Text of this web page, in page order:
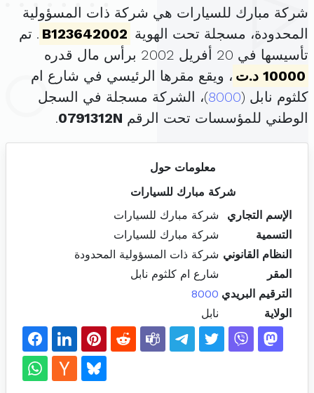
شركة مبارك للسيارات هي شركة ذات المسؤولية
المحدودة، مسجلة تحت الهوية B123642002 . تم
تأسيسها في 20 أفريل 2002 برأس مال قدره
10000 د.ت
، ويقع مقرها الرئيسي في شارع ام
كلثوم نابل (8000)، الشركة مسجلة في السجل
الوطني للمؤسسات تحت الرقم 0791312N
.
معلومات حول
شركة مبارك للسيارات
الإسم التجاري
شركة مبارك للسيارات
التسمية
شركة مبارك للسيارات
النظام القانوني شركة ذات المسؤولية المحدودة
المقر
شارع ام كلثوم نابل
الترقيم البريدي 8000
الولاية
نابل